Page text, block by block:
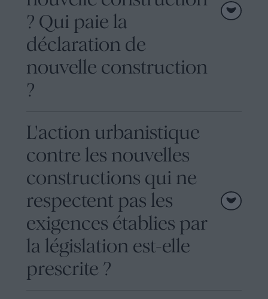
? Qui paie la
déclaration de
nouvelle construction
?
L'action urbanistique
contre les nouvelles
constructions qui ne
respectent pas les
exigences établies par
la législation est-elle
prescrite ?